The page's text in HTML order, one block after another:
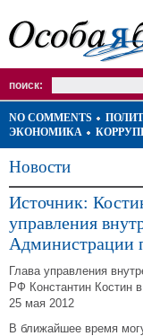
поиск:
NO COMMENTS
ЭКОНОМИКА
Новости
Источник:
управления
Администрации
Глава управления
РФ Константин Костин
25 мая 2012
В ближайшее время